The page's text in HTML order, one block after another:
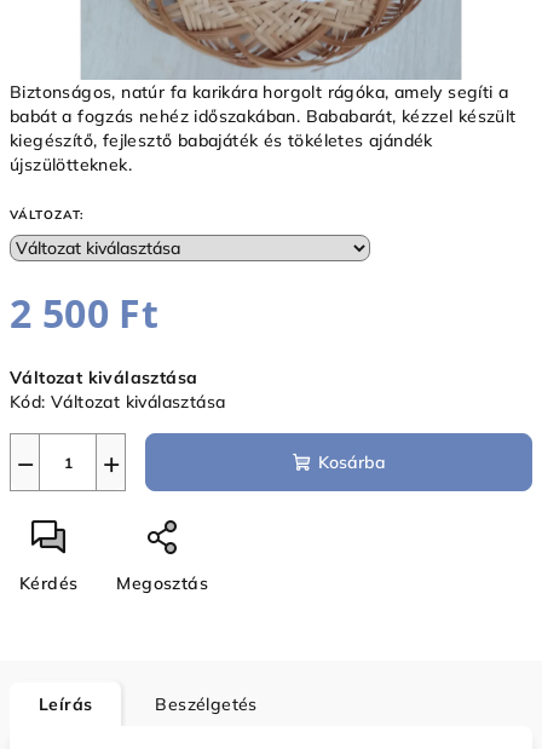
Biztonságos, natúr fa karikára horgolt rágóka, amely segíti a
babát a fogzás nehéz időszakában. Bababarát, kézzel készült
kiegészítő, fejlesztő babajáték és tökéletes ajándék
újszülötteknek.
VÁLTOZAT:
2 500 Ft
Változat kiválasztása
Kód: Változat kiválasztása
+
− Kosárba
Kérdés Megosztás
Leírás Beszélgetés